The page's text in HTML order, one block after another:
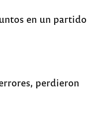
en un partido
perdieron